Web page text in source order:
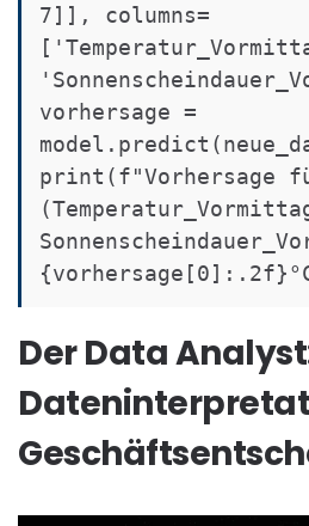
7]], columns=
vorhersage =
print(f"Vorhersage
Der Data